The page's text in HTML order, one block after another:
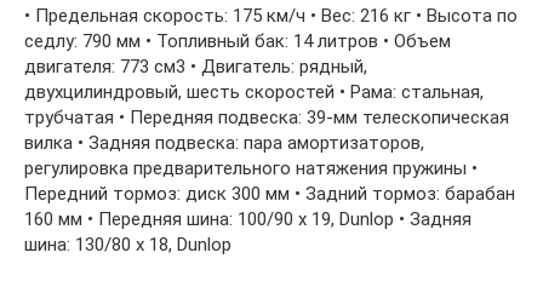
• Предельная скорость: 175 км/ч • Вес: 216 кг • Высота по
седлу: 790 мм • Топливный бак: 14 литров • Объем
двигателя: 773 см3 • Двигатель: рядный,
двухцилиндровый, шесть скоростей • Рама: стальная,
трубчатая • Передняя подвеска: 39-мм телескопическая
вилка • Задняя подвеска: пара амортизаторов,
регулировка предварительного натяжения пружины •
Передний тормоз: диск 300 мм • Задний тормоз: барабан
160 мм • Передняя шина: 100/90 x 19, Dunlop • Задняя
шина: 130/80 x 18, Dunlop